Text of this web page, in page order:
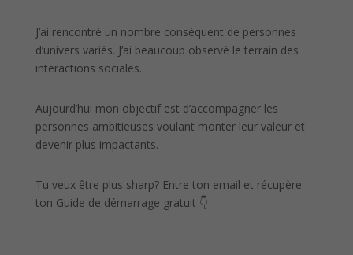
J’ai rencontré un nombre conséquent de personnes
d’univers variés. J’ai beaucoup observé le terrain des
interactions sociales.
Aujourd’hui mon objectif est d’accompagner les
personnes ambitieuses voulant monter leur valeur et
devenir plus impactants.
Tu veux être plus sharp? Entre ton email et récupère
ton Guide de démarrage gratuit 👇